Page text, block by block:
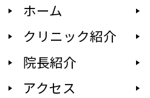
ホーム
クリニック紹介
院長紹介
アクセス